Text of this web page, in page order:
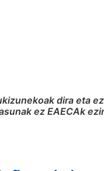
dira eta
ez EAECAk